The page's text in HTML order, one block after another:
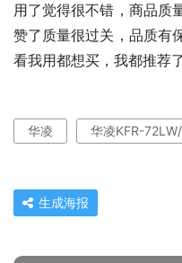
用了觉得很不错，商品质
赞了质量很过关，品质有
看我用都想买，我都推荐
华凌 华凌KFR-
生成海报